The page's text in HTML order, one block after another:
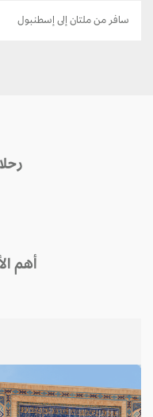
سافر من ملتان إلى إسطنبول
أهم